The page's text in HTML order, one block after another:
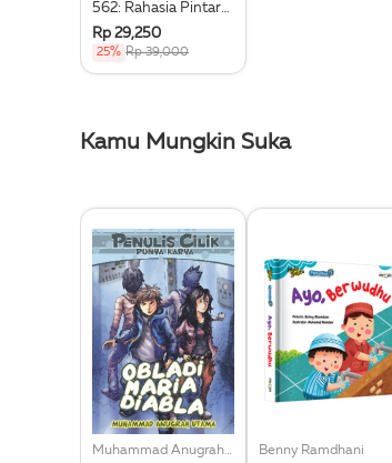
562: Rahasia Pintar
Matematika
Rp 29,250
25% Rp 39,000
Kamu Mungkin Suka
Muhammad Anugrah Utama Benny Ramdhani